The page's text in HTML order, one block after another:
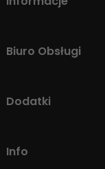
Biuro Obsługi
Dodatki
Info